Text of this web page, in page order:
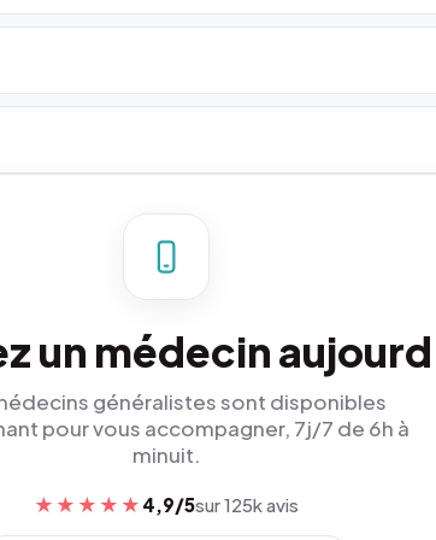
un médecin
généralistes sont disponibles
pour vous accompagner, 7j/7 de 6h à
minuit.
★★★★★ 4,9/5sur 125k avis